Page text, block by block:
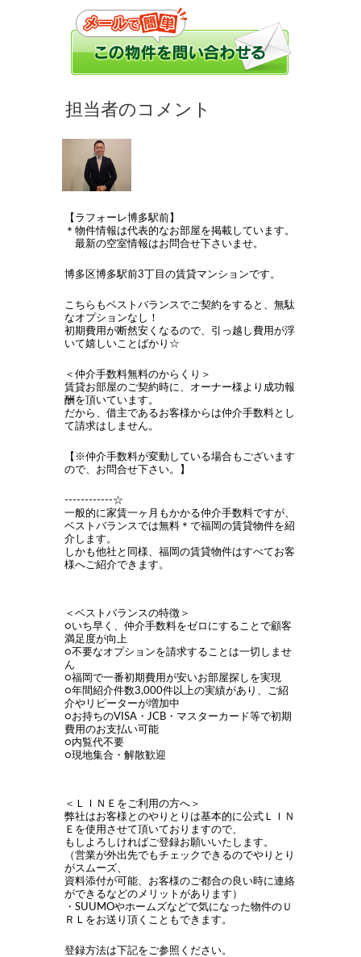
【ラフォーレ博多駅前】
＊物件情報は代表的なお部屋を掲載しています。
最新の空室情報はお問合せ下さいませ。
博多区博多駅前3丁目の賃貸マンションです。
こちらもベストバランスでご契約をすると、無駄
なオプションなし！
初期費用が断然安くなるので、引っ越し費用が浮
いて嬉しいことばかり☆
＜仲介手数料無料のからくり＞
賃貸お部屋のご契約時に、オーナー様より成功報
酬を頂いています。
だから、借主であるお客様からは仲介手数料とし
て請求はしません。
【※仲介手数料が変動している場合もございます
ので、お問合せ下さい。】
------------☆
一般的に家賃一ヶ月もかかる仲介手数料ですが、
ベストバランスでは無料＊で福岡の賃貸物件を紹
介します。
しかも他社と同様、福岡の賃貸物件はすべてお客
様へご紹介できます。
＜ベストバランスの特徴＞
○いち早く、仲介手数料をゼロにすることで顧客
満足度が向上
○不要なオプションを請求することは一切しませ
ん
○福岡で一番初期費用が安いお部屋探しを実現
○年間紹介件数3,000件以上の実績があり、ご紹
介やリピーターが増加中
○お持ちのVISA・JCB・マスターカード等で初期
費用のお支払い可能
○内覧代不要
○現地集合・解散歓迎
＜ＬＩＮＥをご利用の方へ＞
弊社はお客様とのやりとりは基本的に公式ＬＩＮ
Ｅを使用させて頂いておりますので、
もしよろしければご登録お願いいたします。
（営業が外出先でもチェックできるのでやりとり
がスムーズ、
資料添付が可能、お客様のご都合の良い時に連絡
ができるなどのメリットがあります）
・SUUMOやホームズなどで気になった物件のＵ
ＲＬをお送り頂くこともできます。
登録方法は下記をご参照ください。